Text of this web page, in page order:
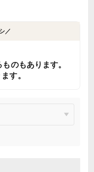
／
のもあります。
す。